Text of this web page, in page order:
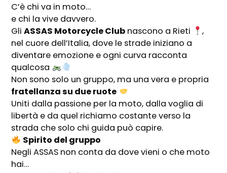
C’è chi va in moto…
e chi la vive davvero.
GliASSAS Motorcycle Club nascono a Rieti
,
nel cuore dell’Italia, dove le strade iniziano a
diventare emozione e ogni curva racconta
qualcosa
Non sono solo un gruppo, ma una vera e propria
fratellanza su due ruote
Uniti dalla passione per la moto, dalla voglia di
libertà e da quel richiamo costante verso la
strada che solo chi guida può capire.
Spirito del gruppo
Negli ASSAS non conta da dove vieni o che moto
hai…